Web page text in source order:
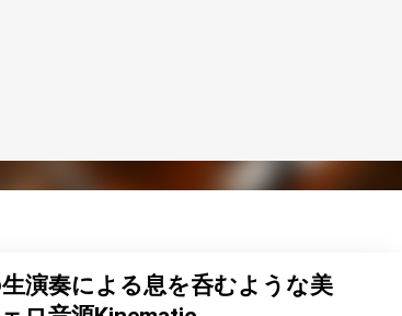
演奏による息を呑むような美